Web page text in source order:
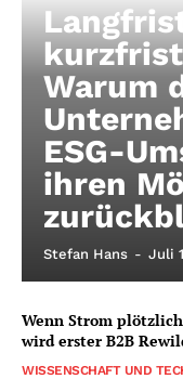
Warum
ESG-
ihren
Stefan Hans - Juli
Wenn Strom
wird erster B2B
WISSENSCHAFT UND